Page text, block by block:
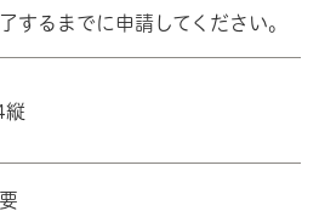
するまでに申請してください。
縦